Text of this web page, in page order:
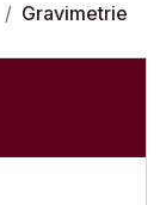
/ Gravimetrie